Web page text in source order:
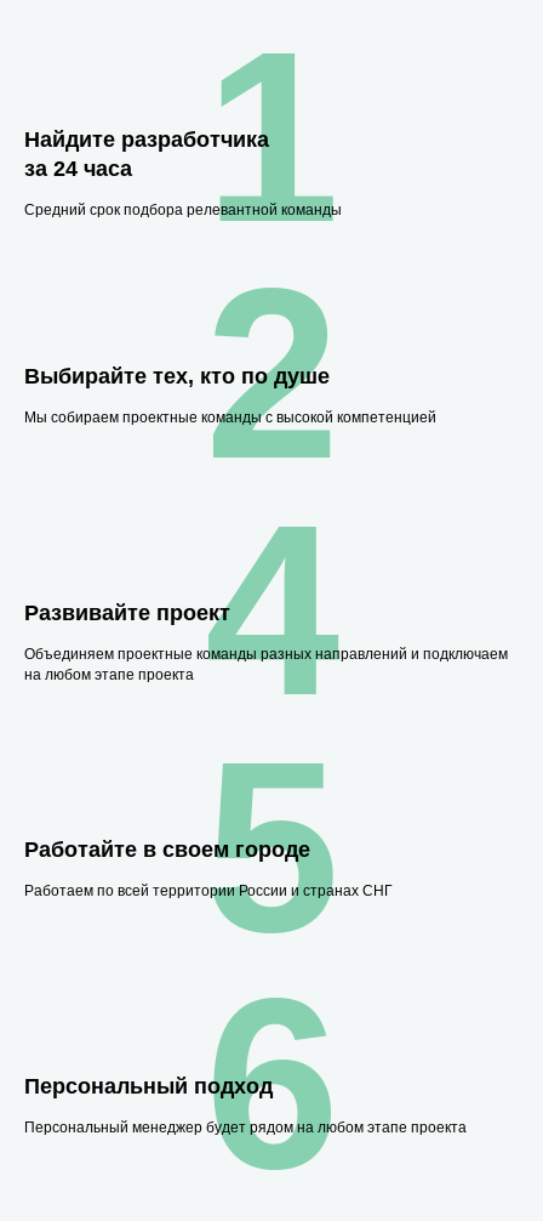
Найдите разработчика
за 24 часа
Средний срок подбора релевантной команды
1
Выбирайте тех, кто по душе
Мы собираем проектные команды с высокой компетенцией
2
Развивайте проект
Объединяем проектные команды разных направлений и подключаем
на любом этапе проекта
4
Работайте в своем городе
Работаем по всей территории России и странах СНГ
5
Персональный подход
Персональный менеджер будет рядом на любом этапе проекта
6